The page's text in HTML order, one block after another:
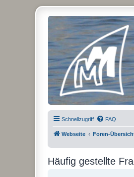
Micro Magic
Schnellzugriff FAQ
Webseite Foren-
Häufig gestellte